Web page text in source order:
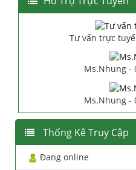
Tư vấn trực
Ms.Nhung -
Ms.Nhung -
Thống Kê Truy Cập
Đang online